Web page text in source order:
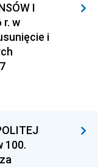
I
r. w
i
100.